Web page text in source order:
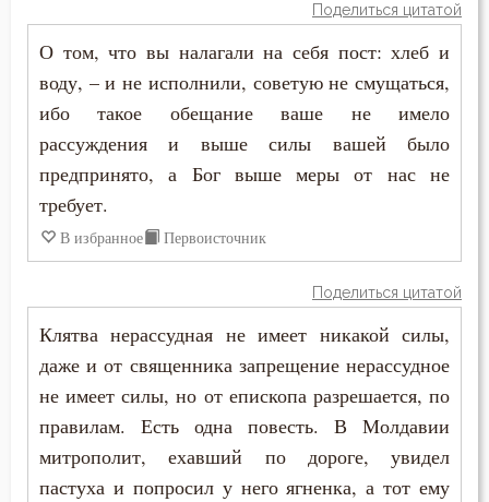
Воздаяние
Война
Воля
Воля Божия
Воспитание
Глаза
Гордость
Антоний Оптинский (Путилов)
Арсений Великий
Афанасий (Сахаров)
Афанасий Великий
Варнава
Варсонофий Оптинский (Плиханков)
Василий Великий
Григорий Богослов
Григорий Великий (Двоеслов)
Григорий Нисский
Поделиться цитатой
О том, что вы налагали на себя пост: хлеб и
воду, – и не исполнили, советую не смущаться,
ибо такое обещание ваше не имело
рассуждения и выше силы вашей было
предпринято, а Бог выше меры от нас не
требует.
В избранное Первоисточник
Поделиться цитатой
Клятва нерассудная не имеет никакой силы,
даже и от священника запрещение нерассудное
не имеет силы, но от епископа разрешается, по
правилам. Есть одна повесть. В Молдавии
митрополит, ехавший по дороге, увидел
пастуха и попросил у него ягненка, а тот ему